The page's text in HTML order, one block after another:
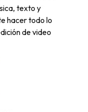
texto y
hacer todo lo
de video